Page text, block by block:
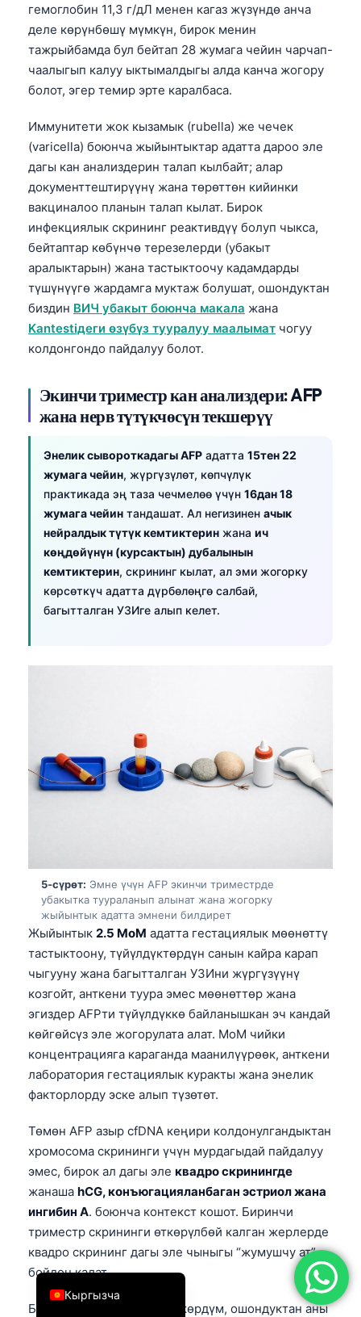
гемоглобин 11,3 г/дЛ менен кагаз жүзүндө анча
деле көрүнбөшү мүмкүн, бирок менин
тажрыйбамда бул бейтап 28 жумага чейин чарчап-
чаалыгып калуу ыктымалдыгы алда канча жогору
болот, эгер темир эрте каралбаса.
Иммунитети жок кызамык (rubella) же чечек
(varicella) боюнча жыйынтыктар адатта дароо эле
дагы кан анализдерин талап кылбайт; алар
документтештирүүнү жана төрөттөн кийинки
вакциналоо планын талап кылат. Бирок
инфекциялык скрининг реактивдүү болуп чыкса,
бейтаптар көбүнчө терезелерди (убакыт
аралыктарын) жана тастыктоочу кадамдарды
түшүнүүгө жардамга муктаж болушат, ошондуктан
биздин ВИЧ убакыт боюнча макала жана
Kantestiдеги өзүбүз тууралуу маалымат чогуу
колдонгондо пайдалуу болот.
Экинчи триместр кан анализдери: AFP
жана нерв түтүкчөсүн текшерүү
Энелик сывороткадагы AFP адатта 15тен 22
жумага чейин, жүргүзүлөт, көпчүлүк
практикада эң таза чечмелөө үчүн 16дан 18
жумага чейин тандашат. Ал негизинен ачык
нейралдык түтүк кемтиктерин жана ич
көңдөйүнүн (курсактын) дубалынын
кемтиктерин, скрининг кылат, ал эми жогорку
көрсөткүч адатта дүрбөлөңгө салбай,
багытталган УЗИге алып келет.
5-сүрөт: Эмне үчүн AFP экинчи триместрде
убакытка туураланып алынат жана жогорку
жыйынтык адатта эмнени билдирет
Жыйынтык 2.5 MoM адатта гестациялык мөөнөттү
тастыктоону, түйүлдүктөрдүн санын кайра карап
чыгууну жана багытталган УЗИни жүргүзүүнү
козгойт, анткени туура эмес мөөнөттөр жана
эгиздер AFPти түйүлдүккө байланышкан эч кандай
көйгөйсүз эле жогорулата алат. MoM чийки
концентрацияга караганда маанилүүрөөк, анткени
лаборатория гестациялык куракты жана энелик
факторлорду эске алып түзөтөт.
Төмөн AFP азыр cfDNA кеңири колдонулгандыктан
хромосома скрининги үчүн мурдагыдай пайдалуу
эмес, бирок ал дагы эле квадро скринингде
жанаша hCG, конъюгацияланбаган эстриол жана
ингибин А. боюнча контекст кошот. Биринчи
триместр скрининги өткөрүлбөй калган жерлерде
квадро скрининг дагы эле чыныгы “жумушчу ат”
бойдон калат.
Бул үлгүнү жетиштүү көп көрдүм, ошондуктан аны
Кыргызча
English
Deutsch
العربية
Français
Italiano
Português
Ελληνικά
Türkçe
Română
简体中文
فارسی
Български
Dansk
Nederlands
Հայերեն
Íslenska
Српски језик
日本語
Čeština
ქართული
Русский
Lietuvių kalba
Slovenščina
বাংলা
اردو
मराठी
తెలుగు
தமிழ்
ગુજરાતી
ಕನ್ನಡ
മലയാളം
Bahasa Melayu
Tiếng Việt
Tagalog
ไทย
ဗမာစာ